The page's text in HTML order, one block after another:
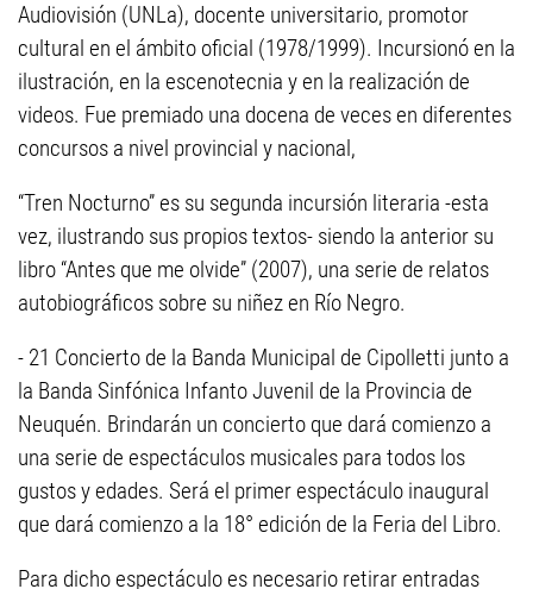
Audiovisión (UNLa), docente universitario, promotor
cultural en el ámbito oficial (1978/1999). Incursionó en la
ilustración, en la escenotecnia y en la realización de
videos. Fue premiado una docena de veces en diferentes
concursos a nivel provincial y nacional,
“Tren Nocturno” es su segunda incursión literaria -esta
vez, ilustrando sus propios textos- siendo la anterior su
libro “Antes que me olvide” (2007), una serie de relatos
autobiográficos sobre su niñez en Río Negro.
- 21 Concierto de la Banda Municipal de Cipolletti junto a
la Banda Sinfónica Infanto Juvenil de la Provincia de
Neuquén. Brindarán un concierto que dará comienzo a
una serie de espectáculos musicales para todos los
gustos y edades. Será el primer espectáculo inaugural
que dará comienzo a la 18° edición de la Feria del Libro.
Para dicho espectáculo es necesario retirar entradas